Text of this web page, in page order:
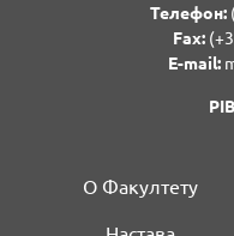
Телефон:
Fаx:
E-mail:
О Факултету